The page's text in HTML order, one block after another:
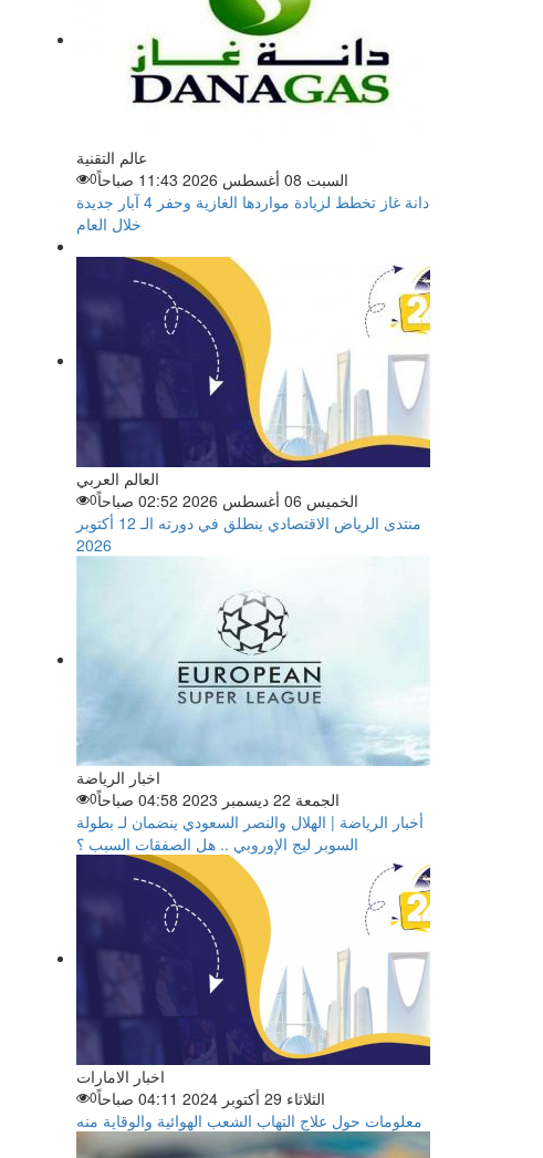
عالم التقنية
السبت 08 أغسطس 2026 11:43 صباحاً
0
دانة غاز تخطط لزيادة مواردها الغازية وحفر 4 آبار جديدة
خلال العام
العالم العربي
الخميس 06 أغسطس 2026 02:52 صباحاً
0
منتدى الرياض الاقتصادي ينطلق في دورته الـ 12 أكتوبر
2026
اخبار الرياضة
الجمعة 22 ديسمبر 2023 04:58 صباحاً
0
أخبار الرياضة | الهلال والنصر السعودي ينضمان لـ بطولة
السوبر ليج الإوروبي .. هل الصفقات السبب ؟
اخبار الامارات
الثلاثاء 29 أكتوبر 2024 04:11 صباحاً
0
معلومات حول علاج التهاب الشعب الهوائية والوقاية منه